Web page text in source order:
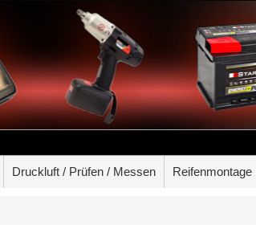
Druckluft / Prüfen / Messen Reifenmontage